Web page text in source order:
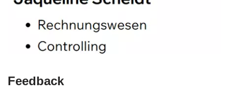
Feedback